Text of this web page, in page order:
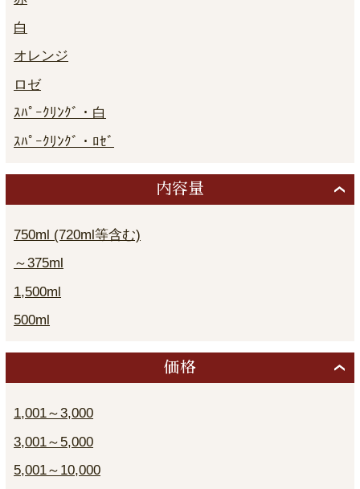
白
オレンジ
ロゼ
ｽﾊﾟｰｸﾘﾝｸﾞ・白
ｽﾊﾟｰｸﾘﾝｸﾞ・ﾛｾﾞ
内容量
750ml (720ml等含む)
～375ml
1,500ml
500ml
価格
1,001～3,000
3,001～5,000
5,001～10,000